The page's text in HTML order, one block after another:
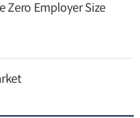
Zero Employer Size